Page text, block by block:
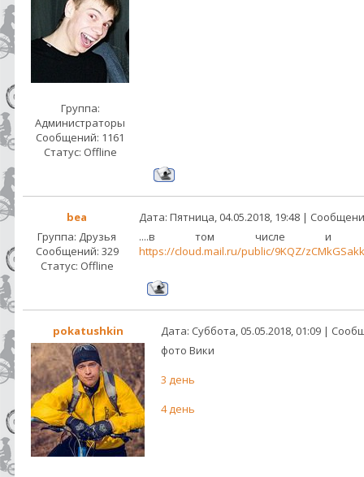
Группа:
Администраторы
Сообщений: 1161
Статус: Offline
bea
Дата: Пятница, 04.05.2018, 19:48 |
Группа: Друзья
Сообщений: 329
Статус: Offline
....в том числе
https://cloud.mail.ru/public/9KQZ/zCMkGSakk
pokatushkin Дата: Суббота, 05.05.2018, 01:09 |
фото Вики
3 день
4 день